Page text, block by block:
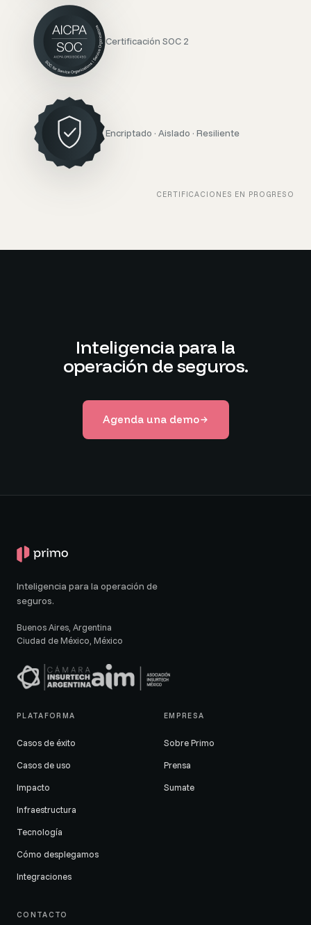
Certificación SOC 2
Encriptado · Aislado · Resiliente
CERTIFICACIONES EN PROGRESO
Inteligencia para la
operación de seguros.
Agenda una demo
Inteligencia para la operación de
seguros.
Buenos Aires, Argentina
Ciudad de México, México
PLATAFORMA
Casos de éxito
Casos de uso
Impacto
Infraestructura
Tecnología
Cómo desplegamos
Integraciones
EMPRESA
Sobre Primo
Prensa
Sumate
CONTACTO